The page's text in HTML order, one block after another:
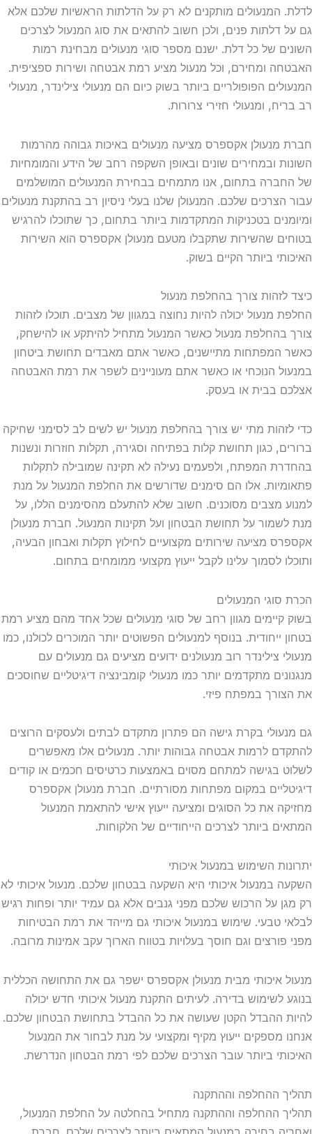
המנעולים מותקנים לא רק על הדלתות הראשיות שלכם אלא
דלתות פנים, ולכן חשוב להתאים את סוג המנעול לצרכים
של כל דלת. ישנם מספר סוגי מנעולים מבחינת רמות
ומחירם, וכל מנעול מציע רמת אבטחה ושירות ספציפית.
הפופולריים ביותר בשוק כיום הם מנעולי צילינדר, מנעולי
ומנעולי חזירי צרורות.
אקספרס מציעה מנעולים באיכות גבוהה מהרמות
ובמחירים שונים ובאופן השקפה רחב של הידע והמומחיות
בתחום, אנו מתמחים בבחירת המנעולים המושלמים
שלכם. המנעולן שלנו בעלי ניסיון רב בהתקנת מנעולים
בטכניקות המתקדמות ביותר בתחום, כך שתוכלו להרגיש
שהשירות שתקבלו מטעם מנעולן אקספרס הוא השירות
ביותר הקיים בשוק.
צורך בהחלפת מנעול
מנעול יכולה להיות נחוצה במגוון של מצבים. תוכלו לזהות
בהחלפת מנעול כאשר המנעול מתחיל להיתקע או להישחק,
המפתחות מתיישנים, כאשר אתם מאבדים תחושת ביטחון
הנוכחי או כאשר אתם מעוניינים לשפר את רמת האבטחה
בבית או בעסק.
מתי יש צורך בהחלפת מנעול יש לשים לב לסימני שחיקה
כגון תחושת קלות בפתיחה וסגירה, תקלות חוזרות ונשנות
המפתח, ולפעמים נעילה לא תקינה שמובילה לתקלות
אלו הם סימנים שדורשים את החלפת המנעול על מנת
מצבים מסוכנים. חשוב שלא להתעלם מהסימנים הללו, על
על תחושת הבטחון ועל תקינות המנעול. חברת מנעולן
מציעה שירותים מקצועיים לחילוץ תקלות ואבחון הבעיה,
לסמוך עלינו לקבל ייעוץ מקצועי ממומחים בתחום.
המנעולים
מגוון רחב של סוגי מנעולים שכל אחד מהם מציע רמת
ייחודית. בנוסף למנעולים הפשוטים יותר המוכרים לכולנו, כמו
צילינדר רוב מנעולנים ידועים מציעים גם מנעולים עם
מתקדמים יותר כמו מנעולי קומבינציה דיגיטליים שחוסכים
במפתח פיזי.
בקרת גישה הם פתרון מתקדם לבתים ולעסקים הרוצים
לרמות אבטחה גבוהות יותר. מנעולים אלו מאפשרים
בגישה למתחם מסוים באמצעות כרטיסים חכמים או קודים
במקום מפתחות מסורתיים. חברת מנעולן אקספרס
את כל הסוגים ומציעה ייעוץ אישי להתאמת המנעול
ביותר לצרכים הייחודיים של הלקוחות.
השימוש במנעול איכותי
במנעול איכותי היא השקעה בבטחון שלכם. מנעול איכותי לא
על הרכוש שלכם מפני גנבים אלא גם עמיד יותר ופחות רגיש
טבעי. שימוש במנעול איכותי גם מייהד את רמת הבטיחות
וגם חוסך בעלויות בטווח הארוך עקב אמינות מרובה.
איכותי מבית מנעולן אקספרס ישפר גם את התחושה הכללית
לשימוש בדירה. לעיתים התקנת מנעול איכותי חדש יכולה
ההבדל הקטן שעושה את כל ההבדל בתחושת הבטחון שלכם.
מספקים ייעוץ מקיף ומקצועי על מנת לבחור את המנעול
ביותר עובר הצרכים שלכם לפי רמת הבטחון הנדרשת.
ההחלפה וההתקנה
ההחלפה וההתקנה מתחיל בהחלטה על החלפת המנעול,